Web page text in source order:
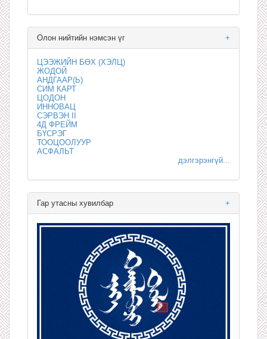
+
Олон нийтийн нэмсэн үг
ЦЭЭЖИЙН БӨХ (ХЭЛЦ)
ЖОДОЙ
АНДГААР(Ь)
СИМ КАРТ
ЦОДОН
ИННОВАЦ
СЭРВЭН II
4Д ФРЕЙМ
БҮСРЭГ
ТООЦООЛУУР
АСФАЛЬТ
дэлгэрэнгүй...
+
Гар утасны хувилбар